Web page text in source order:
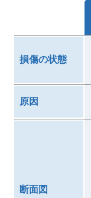
損傷の状態
原因
断面図